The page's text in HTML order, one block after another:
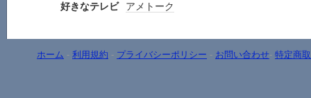
好きなテレビ
アメトーク
ホーム - 利用規約 - プライバシーポリシー - お問い合わせ- 特定商